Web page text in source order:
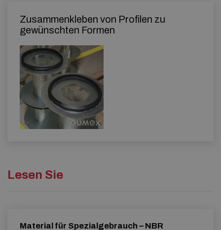
Zusammenkleben von Profilen zu
gewünschten Formen
Lesen Sie
Material für Spezialgebrauch – NBR